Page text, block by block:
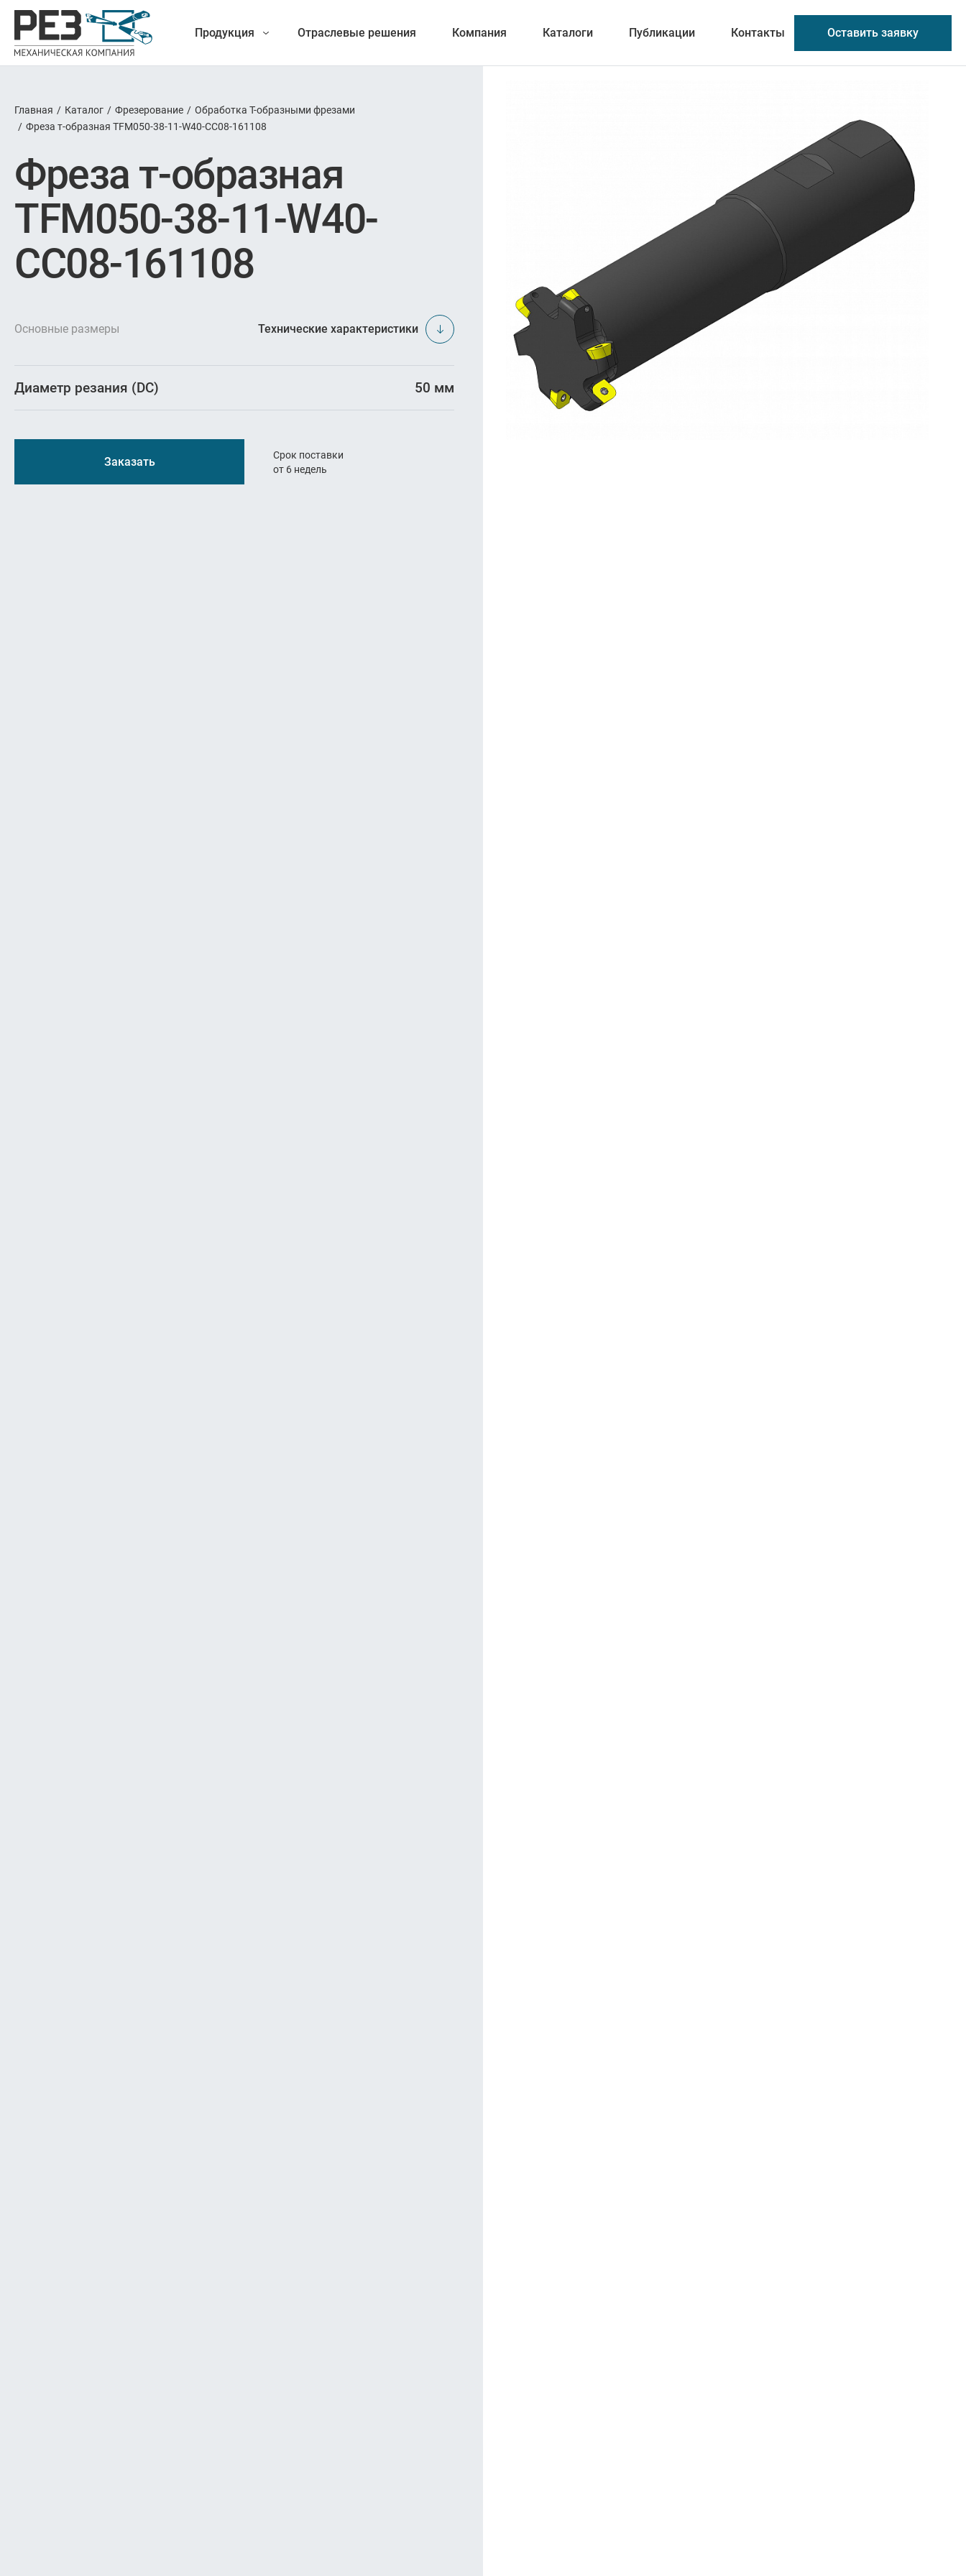
Продукция
Наша
продукция
Новые разработки
Точение
Обработка отверстий
Оснастка
Отраслевые решения Компания Каталоги Публикации Контакты Оставить заявку
Главная / Каталог / Фрезерование / Обработка Т-образными фрезами
/ Фреза т-образная TFM050-38-11-W40-CC08-161108
Фреза т-образная
TFM050-38-11-W40-
CC08-161108
Основные размеры Технические характеристики
Диаметр резания (DC) 50 мм
Заказать
Срок поставки
от 6 недель